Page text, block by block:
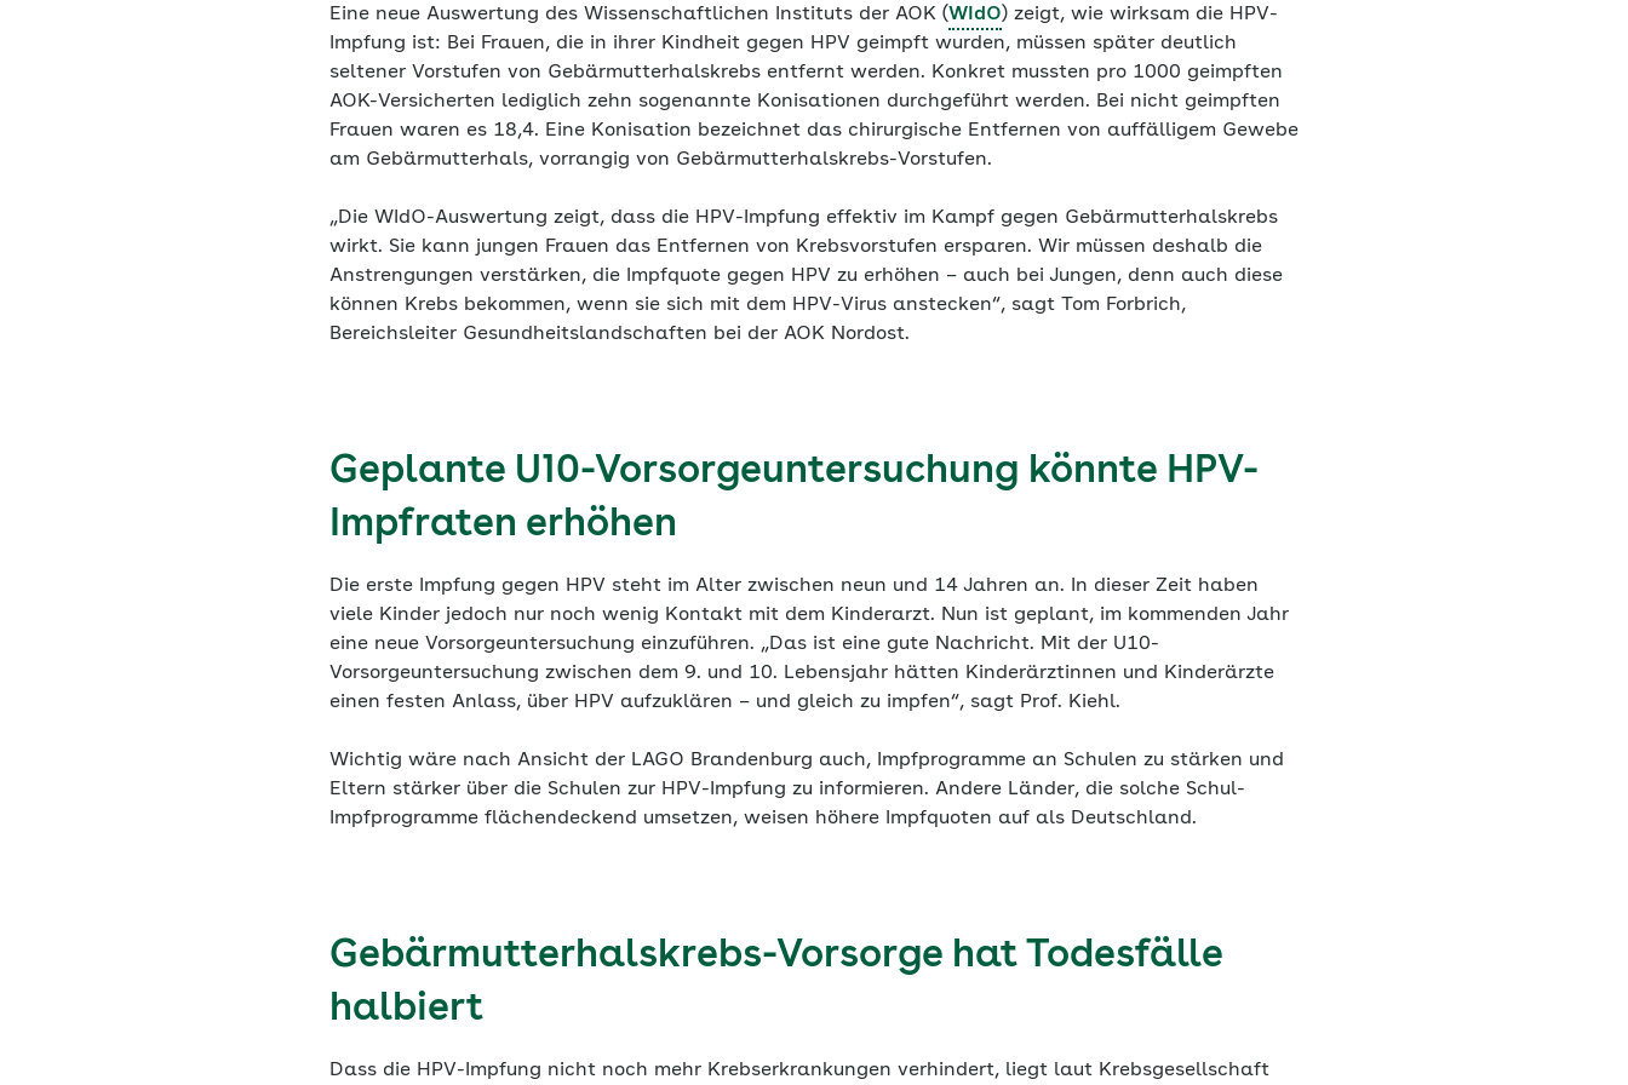
Eine neue Auswertung des Wissenschaftlichen Instituts der AOK (WIdO) zeigt, wie wirksam die HPV-
Impfung ist: Bei Frauen, die in ihrer Kindheit gegen HPV geimpft wurden, müssen später deutlich
seltener Vorstufen von Gebärmutterhalskrebs entfernt werden. Konkret mussten pro 1000 geimpften
AOK-Versicherten lediglich zehn sogenannte Konisationen durchgeführt werden. Bei nicht geimpften
Frauen waren es 18,4. Eine Konisation bezeichnet das chirurgische Entfernen von auffälligem Gewebe
am Gebärmutterhals, vorrangig von Gebärmutterhalskrebs-Vorstufen.
„Die WIdO-Auswertung zeigt, dass die HPV-Impfung effektiv im Kampf gegen Gebärmutterhalskrebs
wirkt. Sie kann jungen Frauen das Entfernen von Krebsvorstufen ersparen. Wir müssen deshalb die
Anstrengungen verstärken, die Impfquote gegen HPV zu erhöhen – auch bei Jungen, denn auch diese
können Krebs bekommen, wenn sie sich mit dem HPV-Virus anstecken“, sagt Tom Forbrich,
Bereichsleiter Gesundheitslandschaften bei der AOK Nordost.
Geplante U10-Vorsorgeuntersuchung könnte HPV-
Impfraten erhöhen
Die erste Impfung gegen HPV steht im Alter zwischen neun und 14 Jahren an. In dieser Zeit haben
viele Kinder jedoch nur noch wenig Kontakt mit dem Kinderarzt. Nun ist geplant, im kommenden Jahr
eine neue Vorsorgeuntersuchung einzuführen. „Das ist eine gute Nachricht. Mit der U10-
Vorsorgeuntersuchung zwischen dem 9. und 10. Lebensjahr hätten Kinderärztinnen und Kinderärzte
einen festen Anlass, über HPV aufzuklären – und gleich zu impfen“, sagt Prof. Kiehl.
Wichtig wäre nach Ansicht der LAGO Brandenburg auch, Impfprogramme an Schulen zu stärken und
Eltern stärker über die Schulen zur HPV-Impfung zu informieren. Andere Länder, die solche Schul-
Impfprogramme flächendeckend umsetzen, weisen höhere Impfquoten auf als Deutschland.
Gebärmutterhalskrebs-Vorsorge hat Todesfälle
halbiert
Dass die HPV-Impfung nicht noch mehr Krebserkrankungen verhindert, liegt laut Krebsgesellschaft